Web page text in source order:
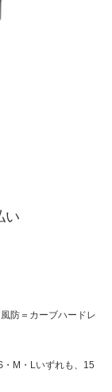
い
防＝カーブハードレ
M・Lいずれも、15